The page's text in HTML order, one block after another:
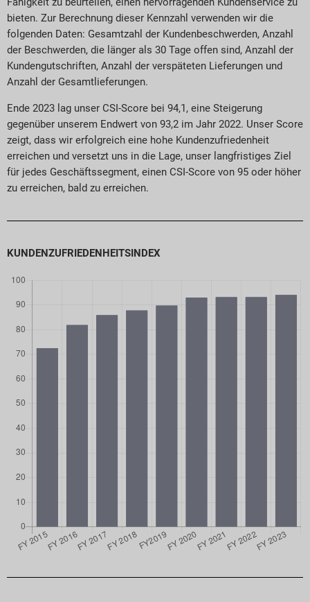
bieten. Zur Berechnung dieser Kennzahl verwenden wir die
folgenden Daten: Gesamtzahl der Kundenbeschwerden, Anzahl
der Beschwerden, die länger als 30 Tage offen sind, Anzahl der
Kundengutschriften, Anzahl der verspäteten Lieferungen und
Anzahl der Gesamtlieferungen.
Ende 2023 lag unser CSI-Score bei 94,1, eine Steigerung
gegenüber unserem Endwert von 93,2 im Jahr 2022. Unser Score
zeigt, dass wir erfolgreich eine hohe Kundenzufriedenheit
erreichen und versetzt uns in die Lage, unser langfristiges Ziel
für jedes Geschäftssegment, einen CSI-Score von 95 oder höher
zu erreichen, bald zu erreichen.
KUNDENZUFRIEDENHEITSINDEX